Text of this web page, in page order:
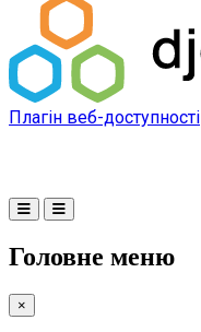
Плагін веб-доступності
Головне меню
×